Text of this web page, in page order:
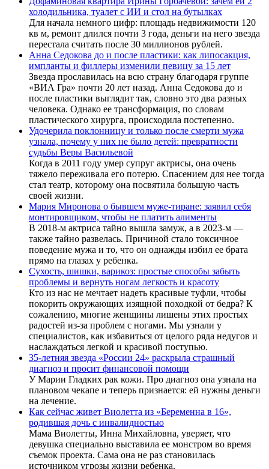
холодильника, туалет с ИИ и стол на бутылках
Для начала немного цифр: площадь недвижимости 120
кв м, ремонт длился почти 3 года, деньги на него звезда
перестала считать после 30 миллионов рублей.
Анна Седокова до и после пластики: как липосакция,
импланты и филлеры изменили певицу за 15 лет
Звезда прославилась на всю страну благодаря группе
«ВИА Гра» почти 20 лет назад. Анна Седокова до и
после пластики выглядит так, словно это два разных
человека. Однако ее трансформация, по словам
пластического хирурга, происходила постепенно.
Удочерила поклонницу и только после смерти мужа
узнала, почему у них не было детей: превратности
судьбы Веры Васильевой
Когда в 2011 году умер супруг актрисы, она очень
тяжело переживала его потерю. Спасением для нее тогда
стал театр, которому она посвятила большую часть
своей жизни.
Мария Миронова о бывшем муже-тиране: заявил себя
монтировщиком, чтобы не платить алименты
В 2018-м актриса тайно вышла замуж, а в 2023-м —
также тайно развелась. Причиной стало токсичное
поведение мужа и то, что он однажды избил ее брата
прямо на глазах у ребенка.
Сухость, шишки, варикоз: простые способы забыть
проблемы и вернуть ногам легкость и красоту
Кто из нас не мечтает надеть красивые туфли, чтобы
покорить окружающих изящной походкой от бедра? К
сожалению, многие женщины лишены этих простых
радостей из-за проблем с ногами. Мы узнали у
специалистов, как избавиться от целого ряда недугов и
наслаждаться легкой и красивой поступью.
35-летняя звезда «России 24» раскрыла страшный
диагноз и просит финансовой помощи
У Марии Гладких рак кожи. Про диагноз она узнала на
плановом чекапе и теперь признается: ей нужны деньги
на лечение.
Как сейчас живет Виолетта из «Беременна в 16»,
родившая дочь с инвалидностью
Мама Виолетты, Инна Михайловна, уверяет, что
девушка специально выставила ее монстром во время
съемок проекта. Сама она не раз становилась
источником угрозы жизни ребенка.